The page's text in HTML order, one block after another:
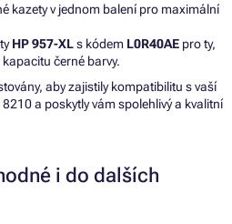
kazety v jednom balení pro maximální
HP 957-XLs kódem L0R40AE pro ty,
černé barvy.
aby zajistily kompatibilitu s vaší
a poskytly vám spolehlivý a kvalitní
i do dalších